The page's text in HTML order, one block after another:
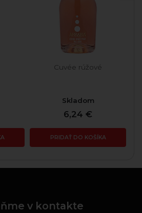
Cuvée rúžové
Skladom
6,24 €
PRIDAŤ DO KOŠÍKA
v kontakte